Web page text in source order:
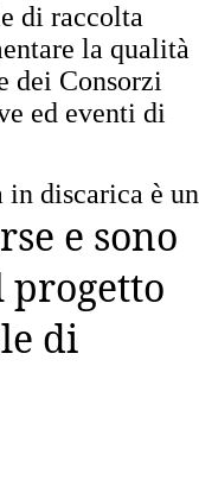
di raccolta
la qualità
dei Consorzi
ed eventi di
discarica è un
e sono
di